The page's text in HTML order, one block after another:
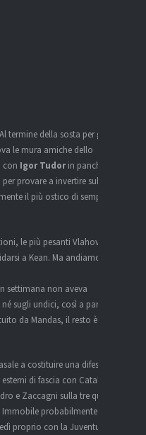
Al termine della sosta per gli
le mura amiche dello
con Igor Tudorin panchina,
provare a invertire subito la
il più ostico di sempre: la
le più pesanti Vlahovic e
a Kean. Ma andiamo con
settimana non aveva
sugli undici, così a parte
da Mandas, il resto è un
a costituire una difesa a
di fascia con Cataldi e il
e Zaccagni sulla tre quarti
probabilmente in
proprio con la Juventus.